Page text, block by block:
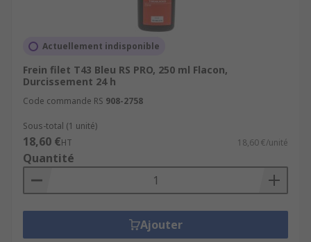
Actuellement indisponible
Frein filet T43 Bleu RS PRO, 250 ml Flacon,
Durcissement 24 h
Code commande RS 908-2758
Sous-total (1 unité)
18,60 €HT 18,60 €/unité
Quantité
Ajouter